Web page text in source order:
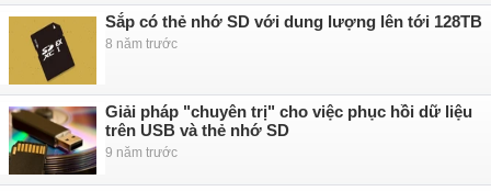
Sắp có thẻ nhớ SD với dung lượng lên tới 128TB
8 năm trước
Giải pháp "chuyên trị" cho việc phục hồi dữ liệu
trên USB và thẻ nhớ SD
9 năm trước